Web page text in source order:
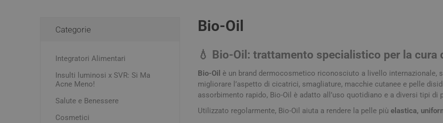
Alimenti speciali
Circolazione e Microcircolo
Emorroidi
Gambe pesanti
Naturali e
Antinausea Benessere Sessuale
Viso
Antirughe e Antiage
Acne e Pelle Grassa
Corpo
Detergenti
Anticellulite
Capelli
Shampoo
Balsami e
Medicinali
Antinfiammatori e
Analgesici
Dolori mestruali
Allergie e Antistaminici Colliri,
Omeopatici Compresse Fiale Gocce
Articoli Sanitari
Accessori Sanitari
Mascherine e Guanti
Aghi e Siringhe Garze,
Igiene e cura persona
Disinfettanti e Detergenti Sapone Mani
Igiene
Pannoloni
Assorbenti
Cambio del Pannolino Biberon e Tettarelle
Pennelli e accessori
Makeup Viso
Cipria, Terra e Fard
Correttori
Makeup
Mascara e
Matite
Farmaceutici
Bio-Oil
💧 Bio-Oil: trattamento specialistico per la cura
Bio-Oil è un brand dermocosmetico riconosciuto a livello internazionale,
migliorare l’aspetto di cicatrici, smagliature, macchie cutanee e pelle
assorbimento rapido, Bio-Oil è adatto all’uso quotidiano e a diversi tipi di
Utilizzato regolarmente, Bio-Oil aiuta a rendere la pelle più elastica,
Categorie
Integratori Alimentari
Insulti luminosi x SVR: Si Ma
Acne Meno!
Salute e Benessere
Cosmetici